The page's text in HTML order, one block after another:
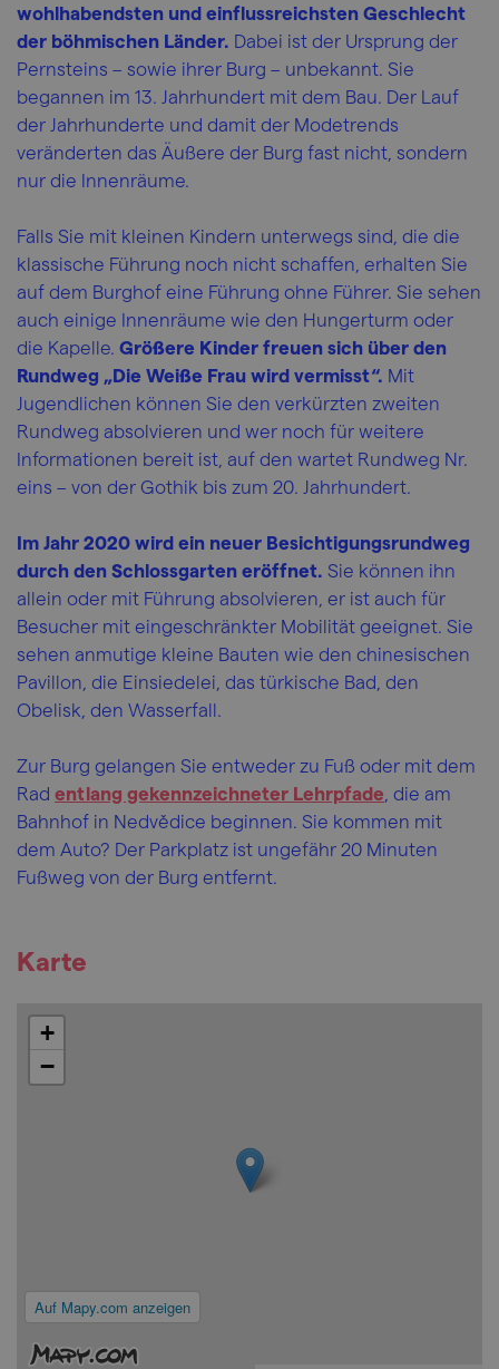
wohlhabendsten und einflussreichsten Geschlecht
der böhmischen Länder. Dabei ist der Ursprung der
Pernsteins – sowie ihrer Burg – unbekannt. Sie
begannen im 13. Jahrhundert mit dem Bau. Der Lauf
der Jahrhunderte und damit der Modetrends
veränderten das Äußere der Burg fast nicht, sondern
nur die Innenräume.
Falls Sie mit kleinen Kindern unterwegs sind, die die
klassische Führung noch nicht schaffen, erhalten Sie
auf dem Burghof eine Führung ohne Führer. Sie sehen
auch einige Innenräume wie den Hungerturm oder
die Kapelle. Größere Kinder freuen sich über den
Rundweg „Die Weiße Frau wird vermisst“. Mit
Jugendlichen können Sie den verkürzten zweiten
Rundweg absolvieren und wer noch für weitere
Informationen bereit ist, auf den wartet Rundweg Nr.
eins – von der Gothik bis zum 20. Jahrhundert.
Im Jahr 2020 wird ein neuer Besichtigungsrundweg
durch den Schlossgarten eröffnet. Sie können ihn
allein oder mit Führung absolvieren, er ist auch für
Besucher mit eingeschränkter Mobilität geeignet. Sie
sehen anmutige kleine Bauten wie den chinesischen
Pavillon, die Einsiedelei, das türkische Bad, den
Obelisk, den Wasserfall.
Zur Burg gelangen Sie entweder zu Fuß oder mit dem
Rad entlang gekennzeichneter Lehrpfade , die am
Bahnhof in Nedvědice beginnen. Sie kommen mit
dem Auto? Der Parkplatz ist ungefähr 20 Minuten
Fußweg von der Burg entfernt.
Karte
Auf Mapy.com anzeigen
+
−